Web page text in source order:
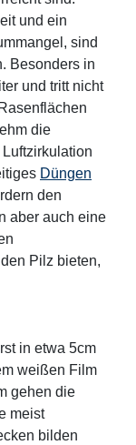
und ein
sind
Besonders in
und tritt nicht
die
Düngen
den
aber auch eine
Pilz bieten,
in etwa 5cm
weißen Film
gehen die
meist
bilden